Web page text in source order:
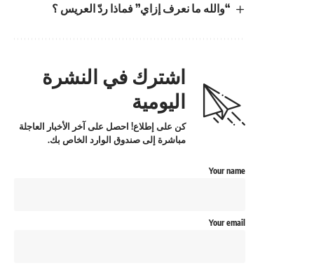
“والله ما نعرف إزاي” فماذا ردّ العريس ؟
اشترك في النشرة
اليومية
كن على إطلاع! احصل على آخر الأخبار العاجلة
مباشرة إلى صندوق الوارد الخاص بك.
Your name
Your email